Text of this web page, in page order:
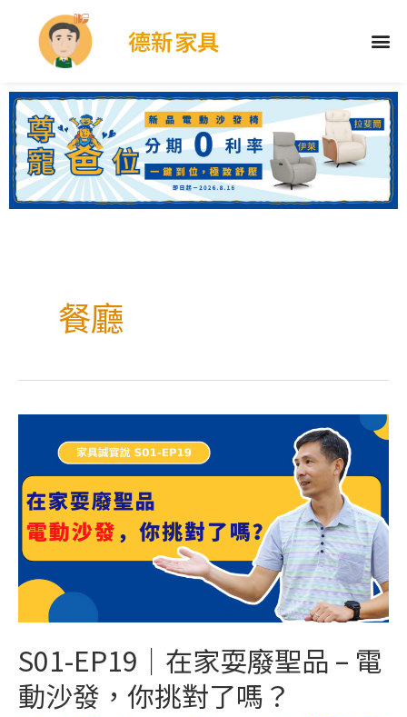
德新家具
餐廳
S01-EP19｜在家耍廢聖品 – 電
動沙發，你挑對了嗎？